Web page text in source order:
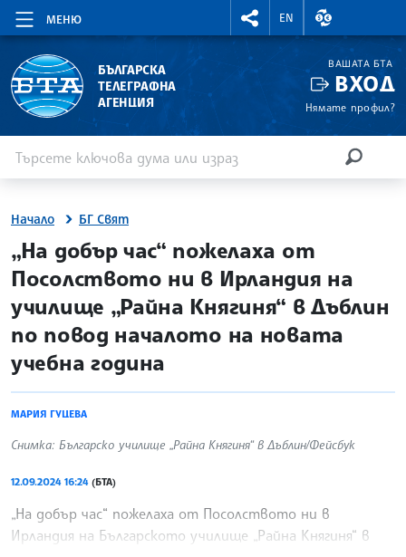
МЕНЮ
RIGHTMENU.SOCIAL
EN
ВАЛУТНИ
БЪЛГАРСКА
ТЕЛЕГРАФНА
АГЕНЦИЯ
ВАШАТА БТА
ВХОД
Нямате профил?
Начало БГ Свят
site.bta
„На добър час“ пожелаха от
Посолството ни в Ирландия на
училище „Райна Княгиня“ в Дъблин
по повод началото на новата
учебна година
МАРИЯ ГУЦЕВА
Снимка: Българско училище „Райна Княгиня“ в Дъблин/Фейсбук
12.09.2024 16:24 (БТА)
„На добър час“ пожелаха от Посолството ни в
Ирландия на Българското училище „Райна Княгиня“ в